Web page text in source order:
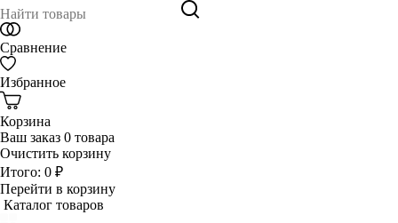
Сравнение
Избранное
Корзина
Ваш заказ 0 товара
Очистить корзину
Итого: 0 ₽
Перейти в корзину
Каталог товаров